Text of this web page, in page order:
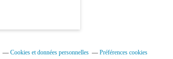
Cookies et données personnelles Préférences cookies